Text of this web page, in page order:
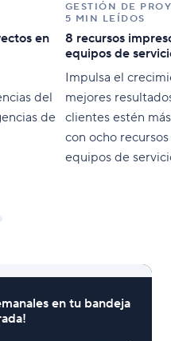
en
del
de
GESTIÓN DE
5 MIN LEÍDOS
8 recursos
equipos de
Impulsa el
mejores
clientes estén
con ocho
equipos de
en tu bandeja